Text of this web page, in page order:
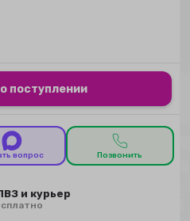
поступлении
вопрос Позвонить
и курьер